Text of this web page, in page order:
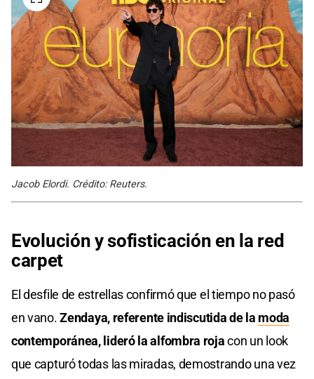
Jacob Elordi. Crédito: Reuters.
Evolución y sofisticación en la red
carpet
El desfile de estrellas confirmó que el tiempo no pasó
en vano.Zendaya, referente indiscutida de la moda
contemporánea, lideró la alfombra rojacon un look
que capturó todas las miradas, demostrando una vez